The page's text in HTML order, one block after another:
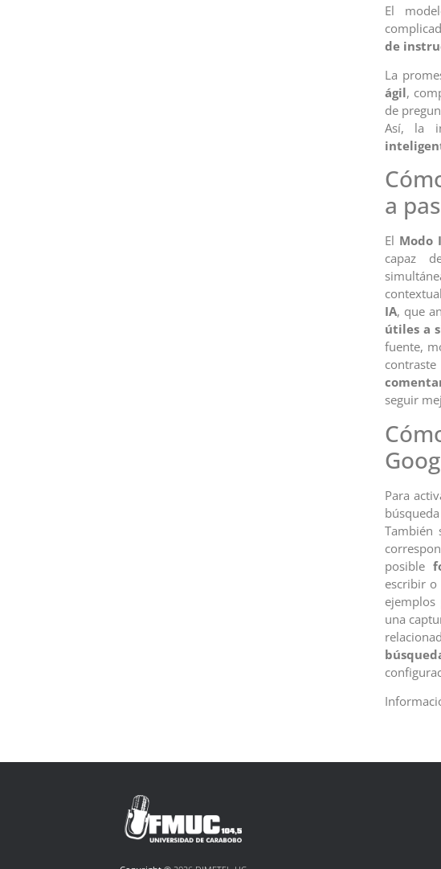
El
de
La
ágil,
de
Así, la
a
El Modo
capaz
IA, que
útiles a
fuente,
seguir
Para
También
posible
escribir o
una